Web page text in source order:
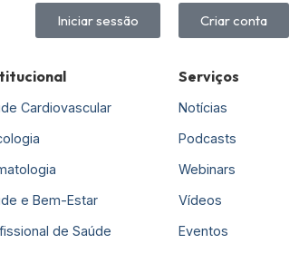
Iniciar sessão Criar conta
Cardiovascular
e Bem-Estar
de Saúde
Serviços
Notícias
Podcasts
Webinars
Vídeos
Eventos